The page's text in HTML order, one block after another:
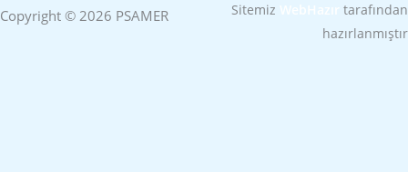
Copyright © 2026 PSAMER Sitemiz WebHazır tarafından
hazırlanmıştır